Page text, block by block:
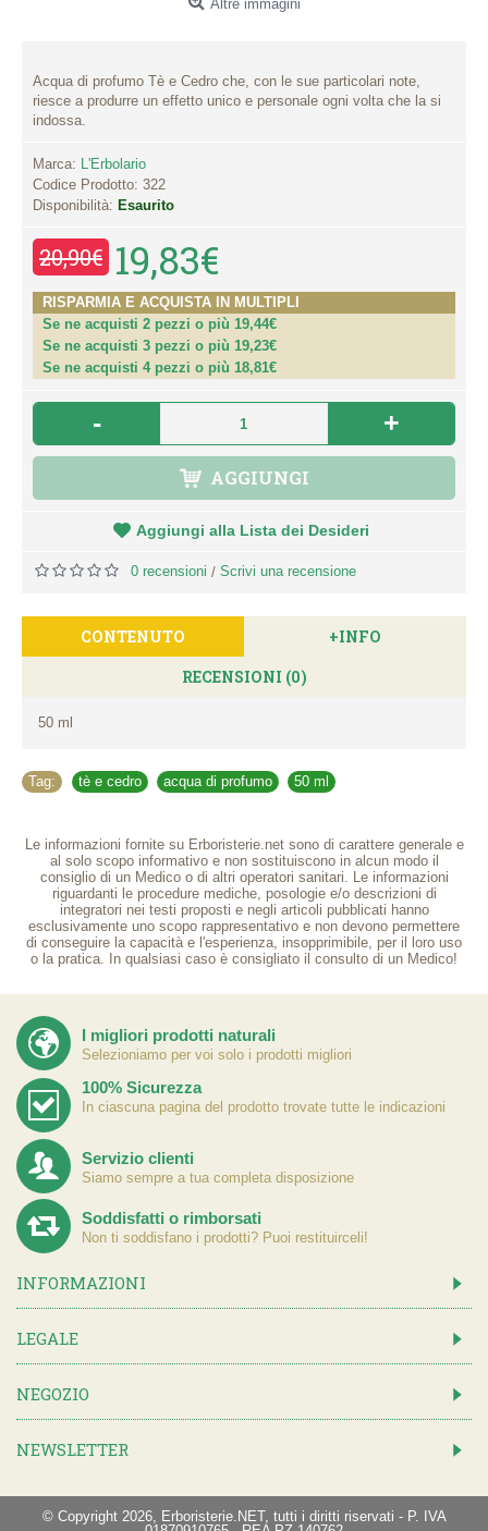
Altre immagini
Acqua di profumo Tè e Cedro che, con le sue particolari note,
riesce a produrre un effetto unico e personale ogni volta che la si
indossa.
Marca: L'Erbolario
Codice Prodotto: 322
Disponibilità: Esaurito
20,90€ 19,83€
RISPARMIA E ACQUISTA IN MULTIPLI
Se ne acquisti 2 pezzi o più 19,44€
Se ne acquisti 3 pezzi o più 19,23€
Se ne acquisti 4 pezzi o più 18,81€
- +
AGGIUNGI
Aggiungi alla Lista dei Desideri
0 recensioni / Scrivi una recensione
CONTENUTO
+INFO
RECENSIONI (0)
50 ml
Tag: tè e cedro acqua di profumo 50 ml
Le informazioni fornite su Erboristerie.net sono di carattere generale e
al solo scopo informativo e non sostituiscono in alcun modo il
consiglio di un Medico o di altri operatori sanitari. Le informazioni
riguardanti le procedure mediche, posologie e/o descrizioni di
integratori nei testi proposti e negli articoli pubblicati hanno
esclusivamente uno scopo rappresentativo e non devono permettere
di conseguire la capacità e l'esperienza, insopprimibile, per il loro uso
o la pratica. In qualsiasi caso è consigliato il consulto di un Medico!
I migliori prodotti naturali
Selezioniamo per voi solo i prodotti migliori
100% Sicurezza
In ciascuna pagina del prodotto trovate tutte le indicazioni
Servizio clienti
Siamo sempre a tua completa disposizione
Soddisfatti o rimborsati
Non ti soddisfano i prodotti? Puoi restituirceli!
INFORMAZIONI
LEGALE
NEGOZIO
NEWSLETTER
© Copyright 2026, Erboristerie.NET, tutti i diritti riservati - P. IVA